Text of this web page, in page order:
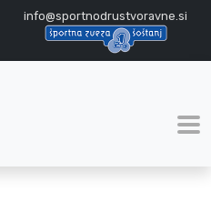
info@sportnodrustvoravne.si